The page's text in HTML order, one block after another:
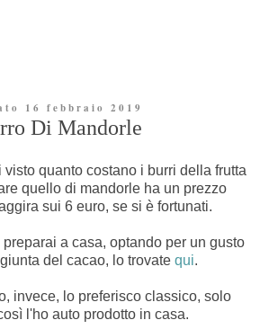
16 febbraio 2019
Di Mandorle
visto quanto costano i burri della frutta
quello di mandorle ha un prezzo
sui 6 euro, se si è fortunati.
a casa, optando per un gusto
del cacao, lo trovate qui.
invece, lo preferisco classico, solo
l'ho auto prodotto in casa.